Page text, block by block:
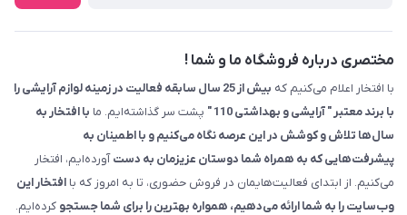
مختصری درباره فروشگاه ما و شما !
با افتخار اعلام می‌کنیم که
بیش از 25 سال سابقه فعالیت در زمینه لوازم آرایشی را
با برند معتبر " آرایشی و بهداشتی 110 "
پشت سر گذاشته‌ایم. ما با افتخار به
سال‌ها تلاش و کوشش در این عرصه نگاه می‌کنیم و با اطمینان به
پیشرفت‌هایی که به همراه شما دوستان عزیزمان به دستآورده‌ایم، افتخار
می‌کنیم. از ابتدای فعالیت‌هایمان در فروش حضوری، تا به امروز که با افتخار این
وب‌سایت را به شما ارائه می‌دهیم، همواره بهترین را برای شما جستجو کرده‌ایم.